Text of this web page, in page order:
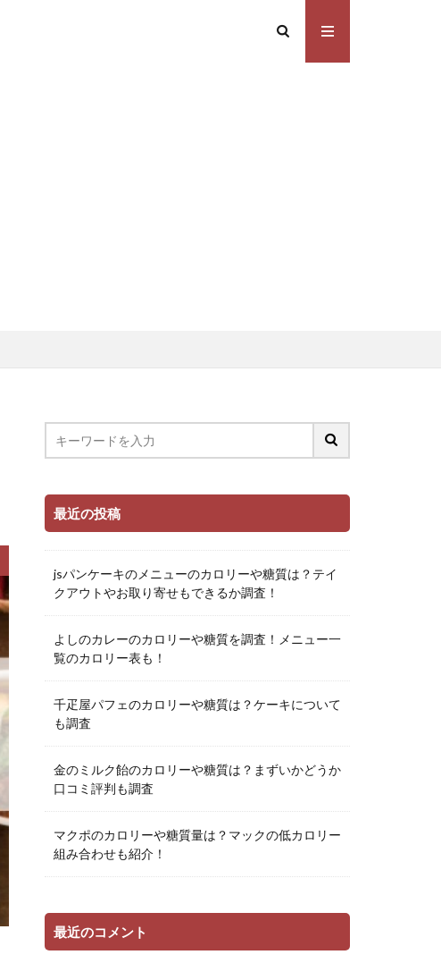
最近の投稿
jsパンケーキのメニューのカロリーや糖質は？テイ
クアウトやお取り寄せもできるか調査！
よしのカレーのカロリーや糖質を調査！メニュー一
覧のカロリー表も！
千疋屋パフェのカロリーや糖質は？ケーキについて
も調査
金のミルク飴のカロリーや糖質は？まずいかどうか
口コミ評判も調査
マクポのカロリーや糖質量は？マックの低カロリー
組み合わせも紹介！
最近のコメント